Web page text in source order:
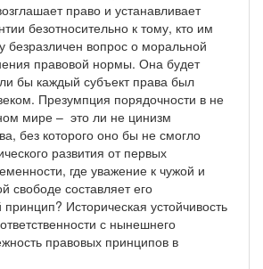
право и устанавливает
безотносительно к тому, кто им
безразличен вопрос о моральной
правовой нормы. Она будет
бы каждый субъект права был
Презумпция порядочности в не
мире – это ли не цинизм
без которого оно бы не смогло
развития от первых
где уважение к чужой и
свободе составляет его
Историческая устойчивость
с нынешнего
правовых принципов в